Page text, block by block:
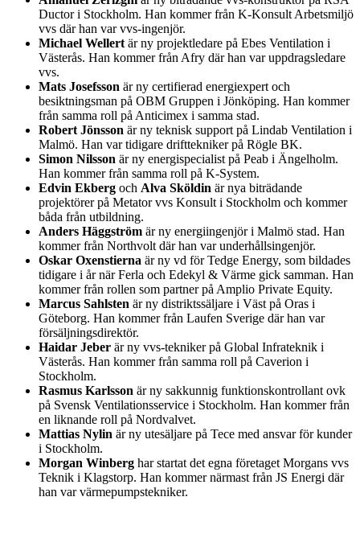
Ductor i Stockholm. Han kommer från K-Konsult Arbetsmiljö
vvs där han var vvs-ingenjör.
Michael Wellert är ny projektledare på Ebes Ventilation i
Västerås. Han kommer från Afry där han var uppdragsledare
vvs.
Mats Josefsson är ny certifierad energiexpert och
besiktningsman på OBM Gruppen i Jönköping. Han kommer
från samma roll på Anticimex i samma stad.
Robert Jönsson är ny teknisk support på Lindab Ventilation i
Malmö. Han var tidigare drifttekniker på Rögle BK.
Simon Nilsson är ny energispecialist på Peab i Ängelholm.
Han kommer från samma roll på K-System.
Edvin Ekberg och Alva Sköldin är nya biträdande
projektörer på Metator vvs Konsult i Stockholm och kommer
båda från utbildning.
Anders Häggström är ny energiingenjör i Malmö stad. Han
kommer från Northvolt där han var underhållsingenjör.
Oskar Oxenstierna är ny vd för Tedge Energy, som bildades
tidigare i år när Ferla och Edekyl & Värme gick samman. Han
kommer från rollen som partner på Amplio Private Equity.
Marcus Sahlsten är ny distriktssäljare i Väst på Oras i
Göteborg. Han kommer från Laufen Sverige där han var
försäljningsdirektör.
Haidar Jeber är ny vvs-tekniker på Global Infrateknik i
Västerås. Han kommer från samma roll på Caverion i
Stockholm.
Rasmus Karlsson är ny sakkunnig funktionskontrollant ovk
på Svensk Ventilationsservice i Stockholm. Han kommer från
en liknande roll på Nordvalvet.
Mattias Nylin är ny utesäljare på Tece med ansvar för kunder
i Stockholm.
Morgan Winberg har startat det egna företaget Morgans vvs
Teknik i Klagstorp. Han kommer närmast från JS Energi där
han var värmepumpstekniker.